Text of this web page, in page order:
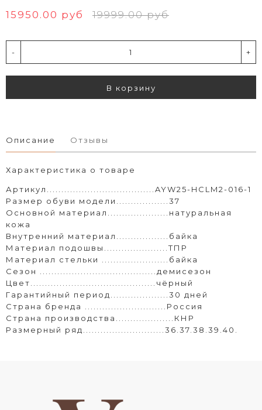
15950.00 руб 19999.00 руб
- +
В корзину
Описание Отзывы
Характеристика о товаре
Артикул.....................................AYW25-HCLM2-016-1
Размер обуви модели..................37
Основной материал.....................натуральная
кожа
Внутренний материал..................байка
Материал подошвы......................ТПР
Материал стельки .......................байка
Сезон ........................................демисезон
Цвет...........................................чёрный
Гарантийный период....................30 дней
Страна бренда ............................Россия
Страна производства....................КНР
Размерный ряд............................36.37.38.39.40.